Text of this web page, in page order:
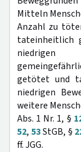
Mitteln
Anzahl zu
tateinheitlich
niedrigen
getötet und
niedrigen
weitere
Abs. 1 Nr. 1, §
52, 53StGB, §
ff. JGG.